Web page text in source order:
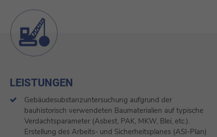
LEISTUNGEN
Gebäudesubstanzuntersuchung aufgrund der
bauhistorisch verwendeten Baumaterialien auf typische
Verdachtsparameter (Asbest, PAK, MKW, Blei, etc.).
Erstellung des Arbeits- und Sicherheitsplanes (ASI-Plan)